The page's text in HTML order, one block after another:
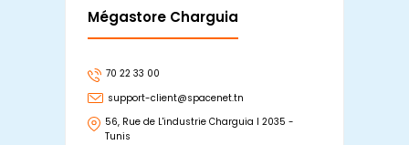
Mégastore Charguia
70 22 33 00
support-client@spacenet.tn
56, Rue de L'industrie Charguia I 2035 -
Tunis